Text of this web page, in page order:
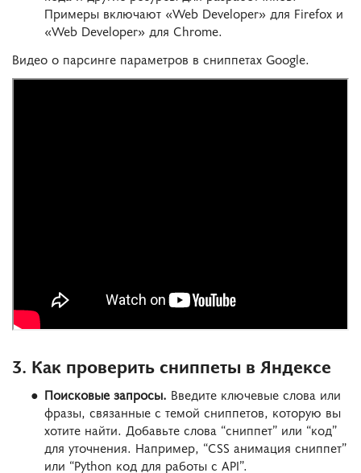
Примеры включают «Web Developer» для Firefox и
«Web Developer» для Chrome.
Видео о парсинге параметров в сниппетах Google.
3. Как проверить сниппеты в Яндексе
Поисковые запросы. Введите ключевые слова или
фразы, связанные с темой сниппетов, которую вы
хотите найти. Добавьте слова “сниппет” или “код”
для уточнения. Например, “CSS анимация сниппет”
или “Python код для работы с API”.